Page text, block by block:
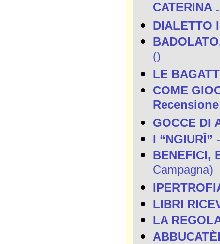
CATERINA
DIALETTO
()
LE
COME
GOCCE DI
I “NGIURÎ”
BENEFICI,
Campagna)
LIBRI
LA